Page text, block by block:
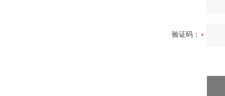
验证码：